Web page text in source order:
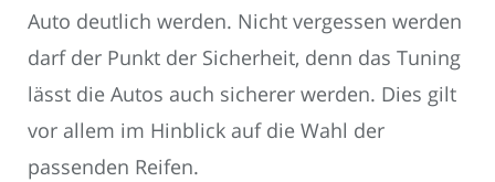
Auto deutlich werden. Nicht vergessen werden
darf der Punkt der Sicherheit, denn das Tuning
lässt die Autos auch sicherer werden. Dies gilt
vor allem im Hinblick auf die Wahl der
passenden Reifen.